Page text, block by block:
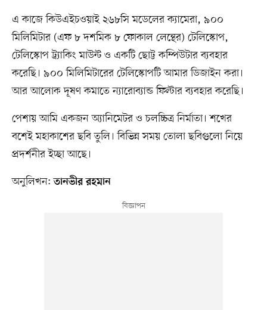
এ কাজে কিউএইচওয়াই ২৬৮সি মডেলের ক্যামেরা, ৯০০
মিলিমিটার (এফ ৮ দশমিক ৮ ফোকাল লেন্থের) টেলিস্কোপ,
টেলিস্কোপ ট্র্যাকিং মাউন্ট ও একটি ছোট্ট কম্পিউটার ব্যবহার
করেছি। ৯০০ মিলিমিটারের টেলিস্কোপটি আমার ডিজাইন করা।
আর আলোক দূষণ কমাতে ন্যারোব্যান্ড ফিল্টার ব্যবহার করেছি।
পেশায় আমি একজন অ্যানিমেটর ও চলচ্চিত্র নির্মাতা। শখের
বশেই মহাকাশের ছবি তুলি। বিভিন্ন সময় তোলা ছবিগুলো নিয়ে
প্রদর্শনীর ইচ্ছা আছে।
অনুলিখন:তানভীর রহমান